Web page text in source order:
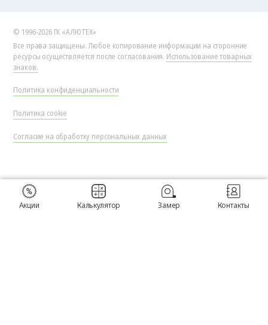
© 1996-2026 ГК «АЛЮТЕХ»
Все права защищены. Любое копирование информации на сторонние
ресурсы осуществляется после согласования. Использование товарных
знаков.
Политика конфиденциальности
Политика cookie
Согласие на обработку персональных данных
Акции Калькулятор Замер Контакты